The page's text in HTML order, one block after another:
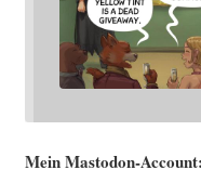
Mein Mast­o­don-Account: